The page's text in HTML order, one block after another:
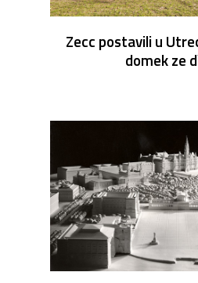
Zecc postavili u
domek ze